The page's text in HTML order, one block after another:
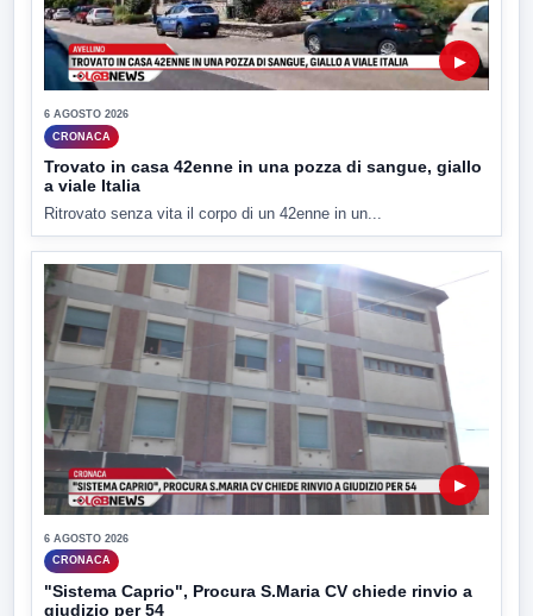
▶
6 AGOSTO 2026
CRONACA
Trovato in casa 42enne in una pozza di sangue, giallo
a viale Italia
Ritrovato senza vita il corpo di un 42enne in un...
▶
6 AGOSTO 2026
CRONACA
"Sistema Caprio", Procura S.Maria CV chiede rinvio a
giudizio per 54